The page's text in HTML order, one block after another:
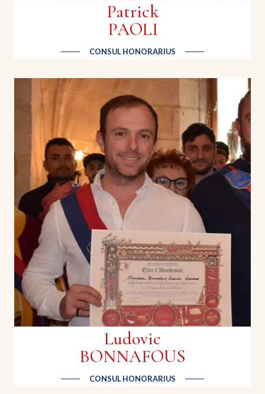
Patrick
PAOLI
CONSUL HONORARIUS
Ludovic
BONNAFOUS
CONSUL HONORARIUS
Fabien RIVEL
Caviste | Le Petit Bouchon
Cave à vins (et à copains), bières, spiritueux et
épicerie fine